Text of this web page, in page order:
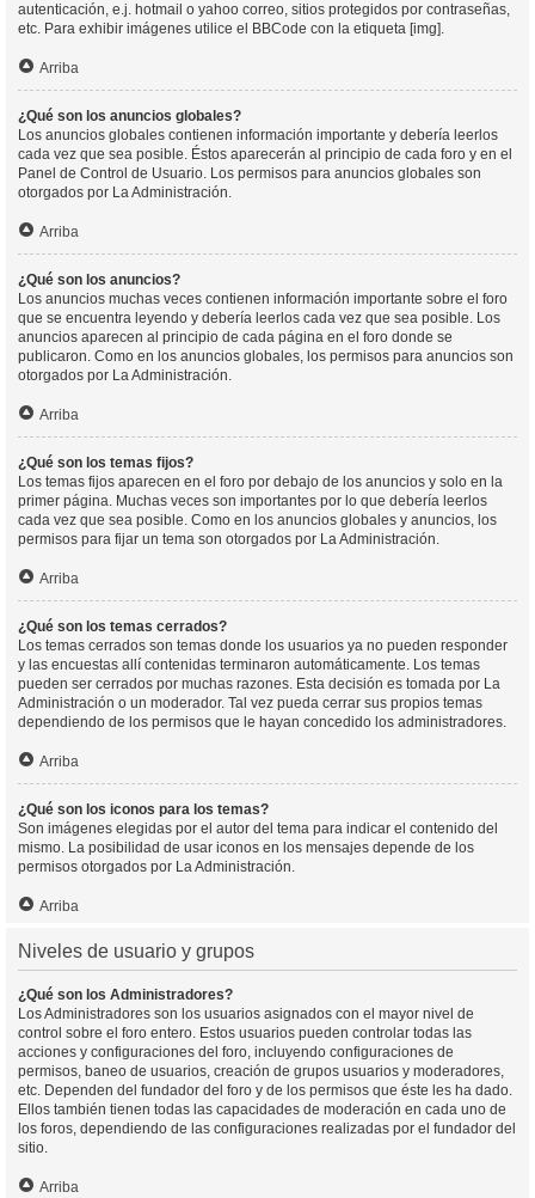
autenticación, e.j. hotmail o yahoo correo, sitios protegidos por contraseñas,
etc. Para exhibir imágenes utilice el BBCode con la etiqueta [img].
Arriba
¿Qué son los anuncios globales?
Los anuncios globales contienen información importante y debería leerlos
cada vez que sea posible. Éstos aparecerán al principio de cada foro y en el
Panel de Control de Usuario. Los permisos para anuncios globales son
otorgados por La Administración.
Arriba
¿Qué son los anuncios?
Los anuncios muchas veces contienen información importante sobre el foro
que se encuentra leyendo y debería leerlos cada vez que sea posible. Los
anuncios aparecen al principio de cada página en el foro donde se
publicaron. Como en los anuncios globales, los permisos para anuncios son
otorgados por La Administración.
Arriba
¿Qué son los temas fijos?
Los temas fijos aparecen en el foro por debajo de los anuncios y solo en la
primer página. Muchas veces son importantes por lo que debería leerlos
cada vez que sea posible. Como en los anuncios globales y anuncios, los
permisos para fijar un tema son otorgados por La Administración.
Arriba
¿Qué son los temas cerrados?
Los temas cerrados son temas donde los usuarios ya no pueden responder
y las encuestas allí contenidas terminaron automáticamente. Los temas
pueden ser cerrados por muchas razones. Esta decisión es tomada por La
Administración o un moderador. Tal vez pueda cerrar sus propios temas
dependiendo de los permisos que le hayan concedido los administradores.
Arriba
¿Qué son los iconos para los temas?
Son imágenes elegidas por el autor del tema para indicar el contenido del
mismo. La posibilidad de usar iconos en los mensajes depende de los
permisos otorgados por La Administración.
Arriba
Niveles de usuario y grupos
¿Qué son los Administradores?
Los Administradores son los usuarios asignados con el mayor nivel de
control sobre el foro entero. Estos usuarios pueden controlar todas las
acciones y configuraciones del foro, incluyendo configuraciones de
permisos, baneo de usuarios, creación de grupos usuarios y moderadores,
etc. Dependen del fundador del foro y de los permisos que éste les ha dado.
Ellos también tienen todas las capacidades de moderación en cada uno de
los foros, dependiendo de las configuraciones realizadas por el fundador del
sitio.
Arriba